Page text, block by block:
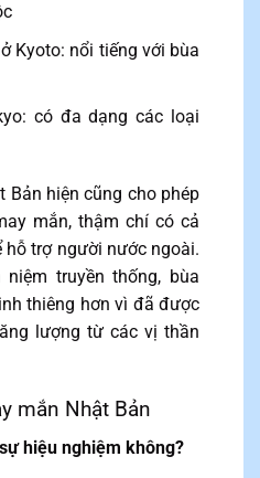
Kyoto: nổi tiếng với bùa
có đa dạng các loại
Bản hiện cũng cho phép
mắn, thậm chí có cả
hỗ trợ người nước ngoài.
truyền thống, bùa
thiêng hơn vì đã được
lượng từ các vị thần
mắn Nhật Bản
hiệu nghiệm không?